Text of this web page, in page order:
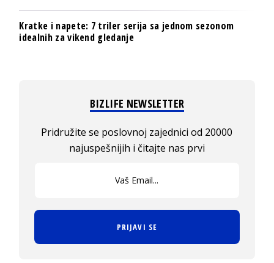
Kratke i napete: 7 triler serija sa jednom sezonom
idealnih za vikend gledanje
BIZLIFE NEWSLETTER
Pridružite se poslovnoj zajednici od 20000
najuspešnijih i čitajte nas prvi
PRIJAVI SE